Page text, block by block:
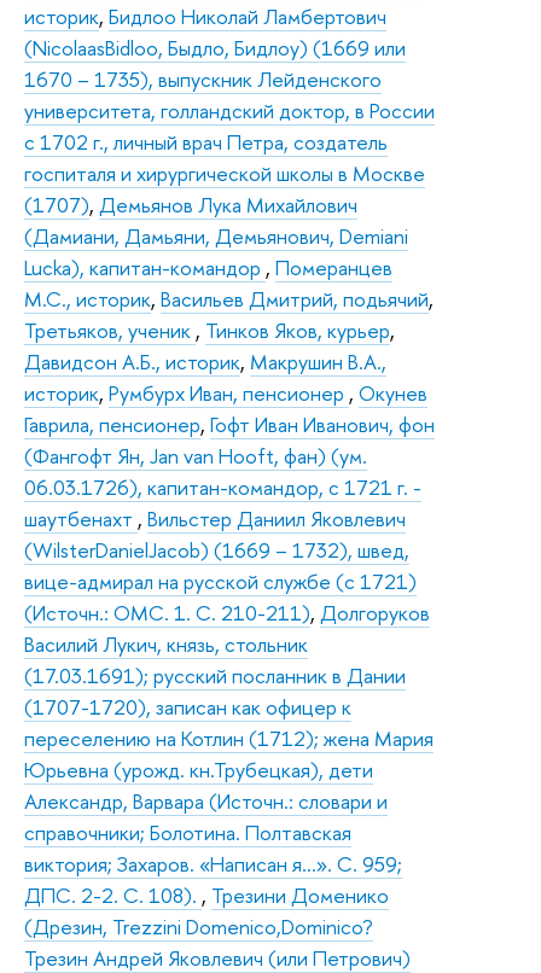
историк, Бидлоо Николай Ламбертович
(NicolaasBidloo, Быдло, Бидлоу) (1669 или
1670 – 1735), выпускник Лейденского
университета, голландский доктор, в России
с 1702 г., личный врач Петра, создатель
госпиталя и хирургической школы в Москве
(1707), Демьянов Лука Михайлович
(Дамиани, Дамьяни, Демьянович, Demiani
Lucka), капитан-командор , Померанцев
М.С., историк, Васильев Дмитрий, подьячий,
Третьяков, ученик , Тинков Яков, курьер,
Давидсон А.Б., историк, Макрушин В.А.,
историк, Румбурх Иван, пенсионер , Окунев
Гаврила, пенсионер, Гофт Иван Иванович, фон
(Фангофт Ян, Jan van Hooft, фан) (ум.
06.03.1726), капитан-командор, с 1721 г. -
шаутбенахт , Вильстер Даниил Яковлевич
(WilsterDanielJacob) (1669 – 1732), швед,
вице-адмирал на русской службе (с 1721)
(Источн.: ОМС. 1. С. 210-211), Долгоруков
Василий Лукич, князь, стольник
(17.03.1691); русский посланник в Дании
(1707-1720), записан как офицер к
переселению на Котлин (1712); жена Мария
Юрьевна (урожд. кн.Трубецкая), дети
Александр, Варвара (Источн.: словари и
справочники; Болотина. Полтавская
виктория; Захаров. «Написан я…». С. 959;
ДПС. 2-2. С. 108). , Трезини Доменико
(Дрезин, Trezzini Domenico,Dominico?
Трезин Андрей Яковлевич (или Петрович)